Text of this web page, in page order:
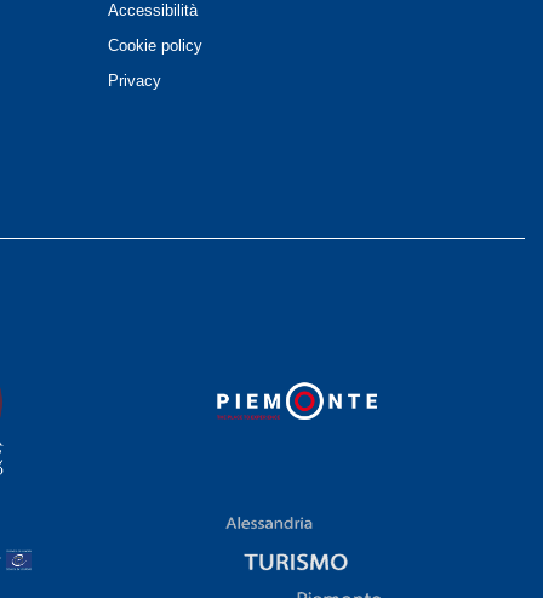
Accessibilità
Cookie policy
Privacy